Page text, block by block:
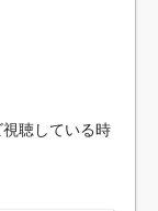
聴している時